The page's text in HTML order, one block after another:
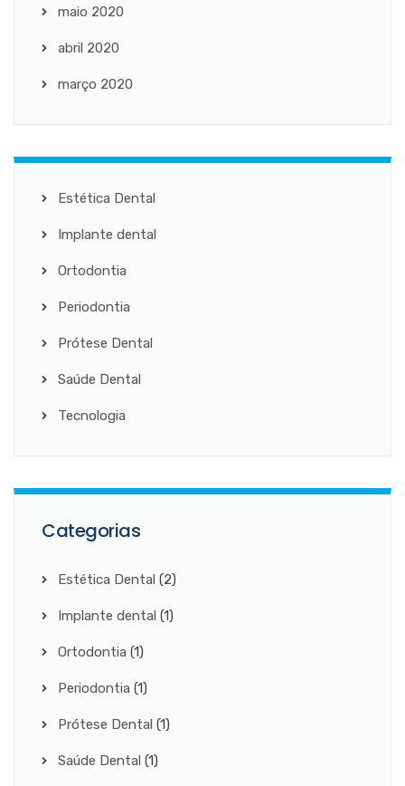
maio 2020
abril 2020
março 2020
Estética Dental
Implante dental
Ortodontia
Periodontia
Prótese Dental
Saúde Dental
Tecnologia
Categorias
Estética Dental (2)
Implante dental (1)
Ortodontia (1)
Periodontia (1)
Prótese Dental (1)
Saúde Dental (1)